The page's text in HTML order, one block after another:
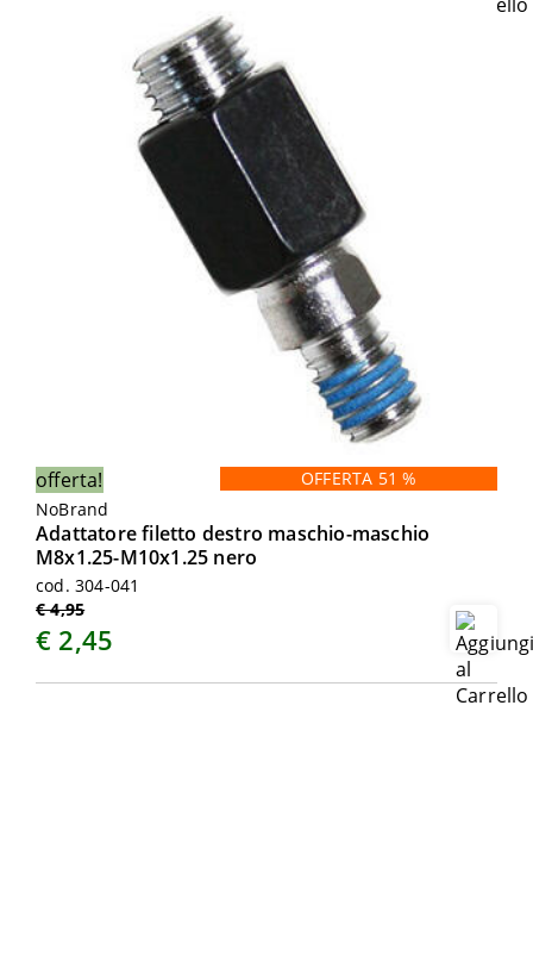
offerta!
OFFERTA 51 %
NoBrand
Adattatore filetto destro maschio-maschio
M8x1.25-M10x1.25 nero
cod. 304-041
€ 4,95
€ 2,45